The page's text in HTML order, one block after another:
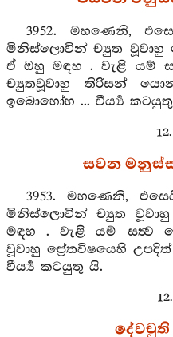
3952. මහණෙනි,
මිනිස්ලොවින් ච්‍යුත වූවාහු
ඒ ඔහු මඳහ . වැළි යම්
ච්‍යුතවූවාහු තිරිසන්
ඉබොහෝහ ... වීර්‍ය්‍ය
සවන
3953. මහණෙනි,
මිනිස්ලොවින් ච්‍යුත
මඳහ . වැළි යම් සත්‍ව
වූවාහු ප්‍රේතවිෂයෙහි
වීර්‍ය්‍ය කටයුතු යි.
දේවචුති